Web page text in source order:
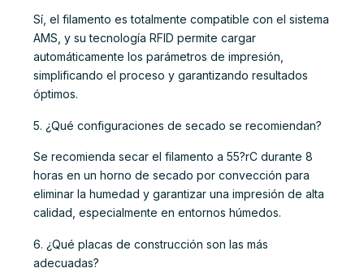
Sí, el filamento es totalmente compatible con el sistema
AMS, y su tecnología RFID permite cargar
automáticamente los parámetros de impresión,
simplificando el proceso y garantizando resultados
óptimos.
5. ¿Qué configuraciones de secado se recomiendan?
Se recomienda secar el filamento a 55?rC durante 8
horas en un horno de secado por convección para
eliminar la humedad y garantizar una impresión de alta
calidad, especialmente en entornos húmedos.
6. ¿Qué placas de construcción son las más
adecuadas?